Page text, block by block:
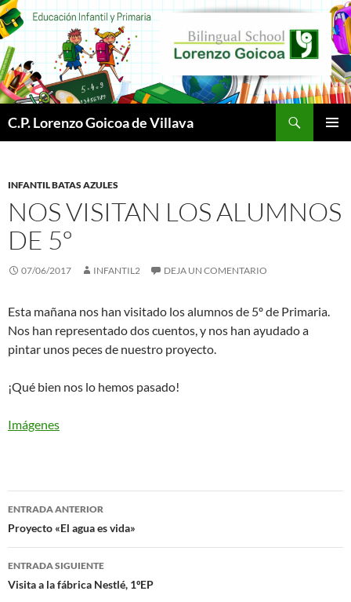
C.P. Lorenzo Goicoa de Villava
INFANTIL BATAS AZULES
NOS VISITAN LOS ALUMNOS
DE 5º
07/06/2017 INFANTIL2 DEJA UN COMENTARIO
Esta mañana nos han visitado los alumnos de 5º de Primaria.
Nos han representado dos cuentos, y nos han ayudado a
pintar unos peces de nuestro proyecto.
¡Qué bien nos lo hemos pasado!
Imágenes
Navegación
de
entradas
ENTRADA ANTERIOR
Proyecto «El agua es vida»
ENTRADA SIGUIENTE
Visita a la fábrica Nestlé, 1ºEP